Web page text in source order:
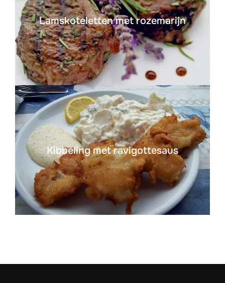
Lamskoteletten met rozemarijn
Kibbeling met ravigottesaus